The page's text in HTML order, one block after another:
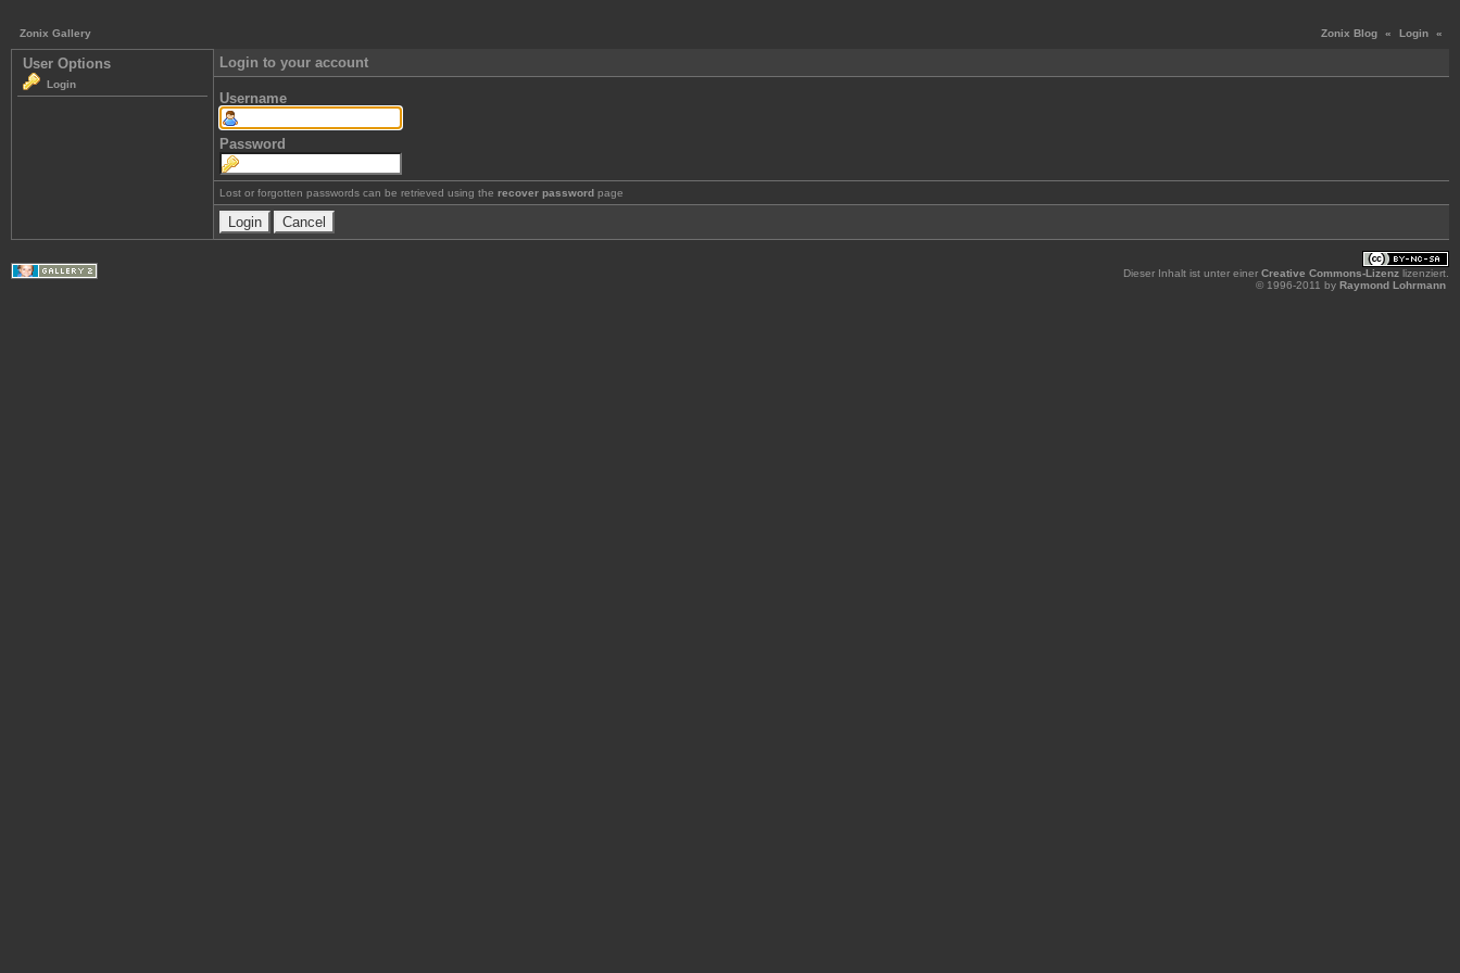
Zonix Blog « Login «
Zonix Gallery
User Options
Login
Login to your account
Username
Password
Lost or forgotten passwords can be retrieved using the recover password page
Dieser Inhalt ist unter einer Creative Commons-Lizenz lizenziert.
© 1996-2011 by Raymond Lohrmann